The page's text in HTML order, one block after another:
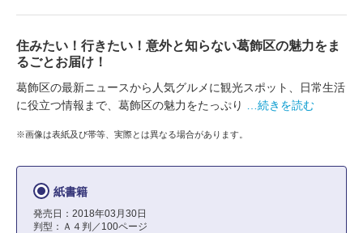
住みたい！行きたい！意外と知らない葛飾区の魅力をま
るごとお届け！
葛飾区の最新ニュースから人気グルメに観光スポット、日常生活
に役立つ情報まで、葛飾区の魅力をたっぷり
…続きを読む
※画像は表紙及び帯等、実際とは異なる場合があります。
紙書籍
発売日：2018年03月30日
判型：Ａ４判／100ページ